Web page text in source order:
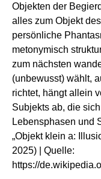
Objekten der
alles zum Objekt
persönliche
metonymisch
zum nächsten
(unbewusst) wählt,
richtet, hängt allein
Subjekts ab, die
Lebensphasen und
„Objekt klein a:
2025) | Quelle:
https://